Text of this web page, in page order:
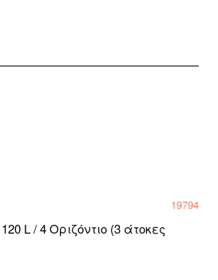
19794
L / 4 Οριζόντιο (3 άτοκες